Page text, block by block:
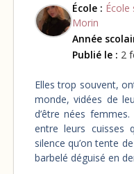
École : École
Morin
Année
Publié le : 2
Elles trop souvent,
monde, vidées de
d’être nées
entre leurs cuisses
silence qu’on tente
barbelé déguisé en